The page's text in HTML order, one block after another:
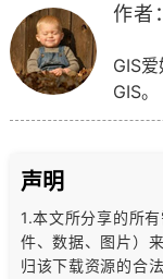
作者：
GIS
GIS。
声明
1.本文所分享的所
件、数据、图片）
归该下载资源的合